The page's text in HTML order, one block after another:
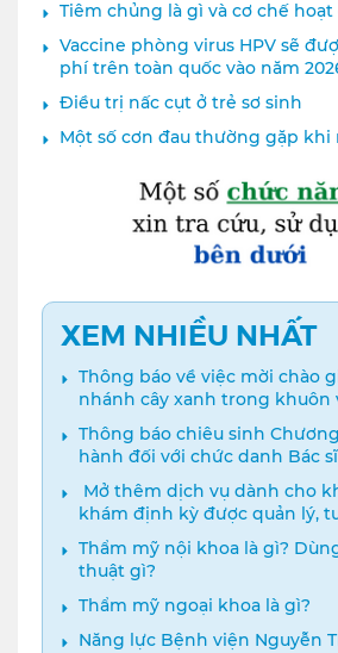
Tiêm chủng là gì và cơ chế hoạt
Vaccine phòng virus HPV sẽ
phí trên toàn quốc vào năm
Điều trị nấc cụt ở trẻ sơ sinh
Một số cơn đau thường gặp khi
XEM NHIỀU NHẤT
Thông báo về việc mời chào
nhánh cây xanh trong khuôn
Thông báo chiêu sinh
hành đối với chức danh Bác
dưỡng năm 2024
Mở thêm dịch vụ dành cho
khám định kỳ được quản lý,
Thẩm mỹ nội khoa là gì?
thuật gì?
Thẩm mỹ ngoại khoa là gì?
Năng lực Bệnh viện Nguyễn